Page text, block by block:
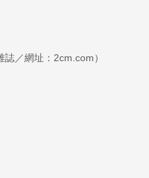
／網址：2cm.com）